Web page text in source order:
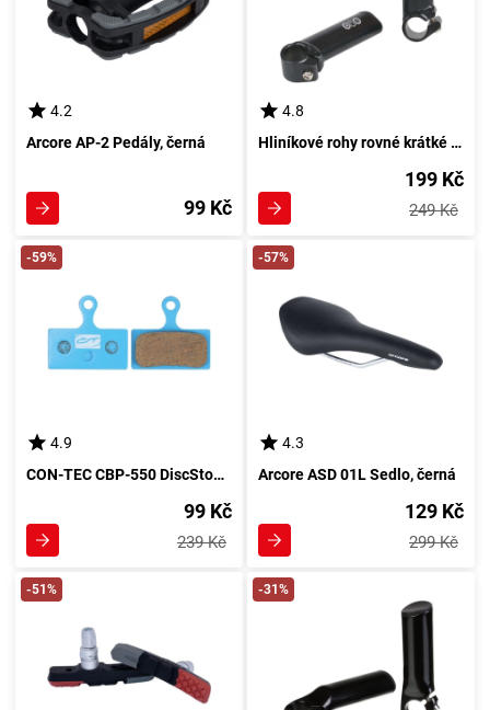
4.2
Arcore AP-2 Pedály, černá
99 Kč
4.8
Hliníkové rohy rovné krátké - Černá
199 Kč
249 Kč
-59%
4.9
CON-TEC CBP-550 DiscStop+ ORGANIC Brzdové destičky, modrá
99 Kč
239 Kč
-57%
4.3
Arcore ASD 01L Sedlo, černá
129 Kč
299 Kč
-51% -31%